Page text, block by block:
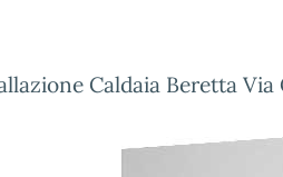
Caldaia Beretta Via